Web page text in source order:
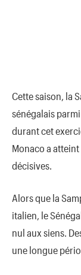
Cette saison, la
sénégalais
durant cet
Monaco a
décisives.
Alors que la
italien, le
nul aux siens.
une longue